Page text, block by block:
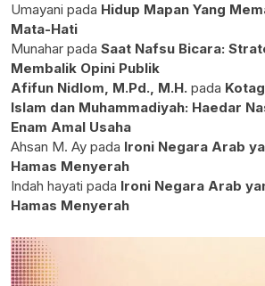
Umayani pada Hidup Mapan Yang
Mata-Hati
Munahar pada Saat Nafsu Bicara:
Membalik Opini Publik
Afifun Nidlom, M.Pd., M.H. pada
Islam dan Muhammadiyah: Haedar
Enam Amal Usaha
Ahsan M. Ay pada Ironi Negara Arab
Hamas Menyerah
Indah hayati pada Ironi Negara Arab
Hamas Menyerah